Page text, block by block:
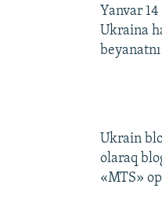
Yanvar
Ukraina
Ukrain
olaraq
«MTS»